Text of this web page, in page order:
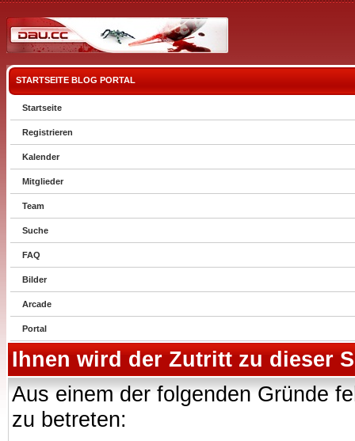
STARTSEITE BLOG PORTAL
Startseite
Registrieren
Kalender
Mitglieder
Team
Suche
FAQ
Bilder
Arcade
Portal
Ihnen wird der Zutritt zu dieser
Aus einem der folgenden Gründe
zu betreten: